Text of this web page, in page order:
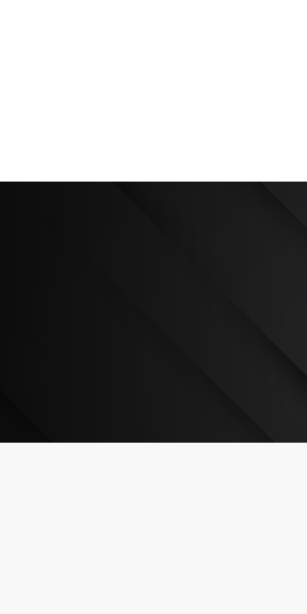
Centros de fresagem de
colunas para corte